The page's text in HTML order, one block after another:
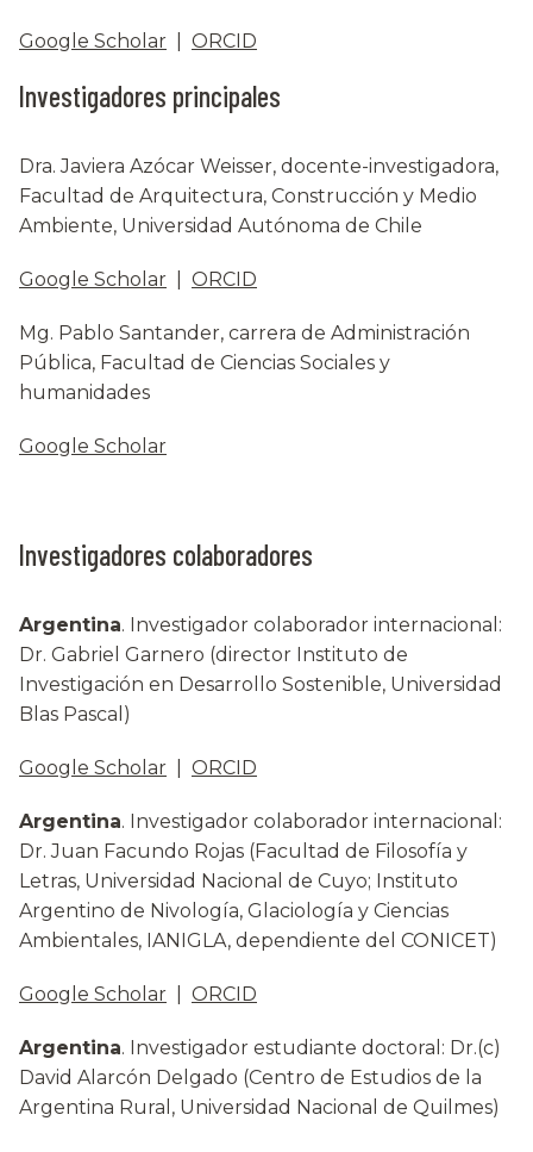
Google Scholar ORCID
Investigadores principales
Dra. Javiera Azócar Weisser, docente-investigadora,
Facultad de Arquitectura, Construcción y Medio
Ambiente, Universidad Autónoma de Chile
Google Scholar ORCID
Mg. Pablo Santander, carrera de Administración
Pública, Facultad de Ciencias Sociales y
humanidades
Google Scholar
Investigadores colaboradores
Argentina. Investigador colaborador internacional:
Dr. Gabriel Garnero (director Instituto de
Investigación en Desarrollo Sostenible, Universidad
Blas Pascal)
Google Scholar ORCID
Argentina. Investigador colaborador internacional:
Dr. Juan Facundo Rojas (Facultad de Filosofía y
Letras, Universidad Nacional de Cuyo; Instituto
Argentino de Nivología, Glaciología y Ciencias
Ambientales, IANIGLA, dependiente del CONICET)
Google Scholar ORCID
Argentina. Investigador estudiante doctoral: Dr.(c)
David Alarcón Delgado (Centro de Estudios de la
Argentina Rural, Universidad Nacional de Quilmes)